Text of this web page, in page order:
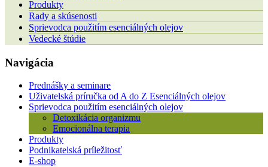
Produkty
Rady a skúsenosti
Sprievodca použitím esenciálných olejov
Vedecké štúdie
Navigácia
Prednášky a seminare
Uživatelská príručka od A do Z Esenciálných olejov
Sprievodca použitím esenciálných olejov
Detoxikácia organizmu
Emocionálna terapia
Produkty
Podnikatelská príležitosť
E-shop